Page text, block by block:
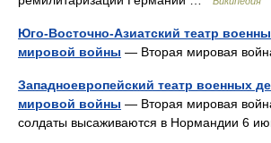
Юго-Восточно-Азиатский театр
мировой войны — Вторая мировая
Западноевропейский театр военных
мировой войны — Вторая мировая
солдаты высаживаются в Нормандии 6